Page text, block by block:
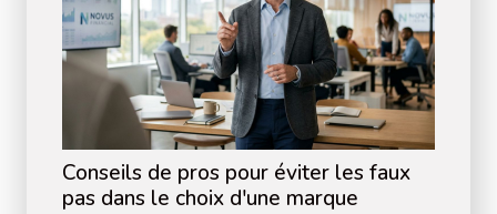
Conseils de pros pour éviter les faux
pas dans le choix d'une marque